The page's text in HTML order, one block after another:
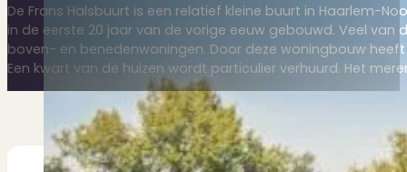
Huidige aanbod
Ontdek onze woningen..
Recentelijk verkocht
Net te laat? Kijk mee..
Huurwoningen
De Frans Halsbuurt is een relatief kleine buurt in Haarlem-
in de eerste 20 jaar van de vorige eeuw gebouwd. Veel van
boven- en benedenwoningen. Door deze woningbouw
Een kwart van de huizen wordt particulier verhuurd. Het